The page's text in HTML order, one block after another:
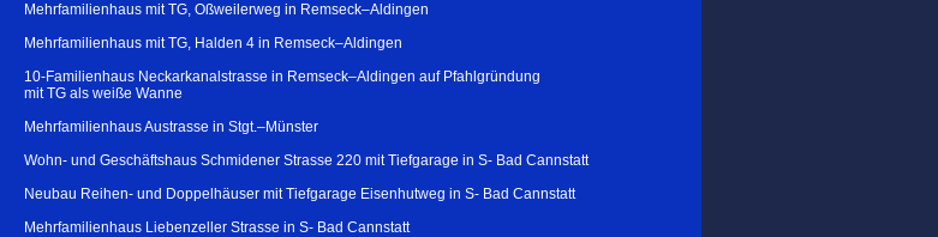
Mehrfamilienhaus mit TG, Oßweilerweg in Remseck–Aldingen
Mehrfamilienhaus mit TG, Halden 4 in Remseck–Aldingen
10-Familienhaus Neckarkanalstrasse in Remseck–Aldingen auf Pfahlgründung
mit TG als weiße Wanne
Mehrfamilienhaus Austrasse in Stgt.–Münster
Wohn- und Geschäftshaus Schmidener Strasse 220 mit Tiefgarage in S- Bad Cannstatt
Neubau Reihen- und Doppelhäuser mit Tiefgarage Eisenhutweg in S- Bad Cannstatt
Mehrfamilienhaus Liebenzeller Strasse in S- Bad Cannstatt